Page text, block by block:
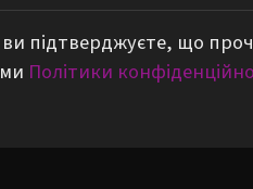
підтверджуєте, що
Політики